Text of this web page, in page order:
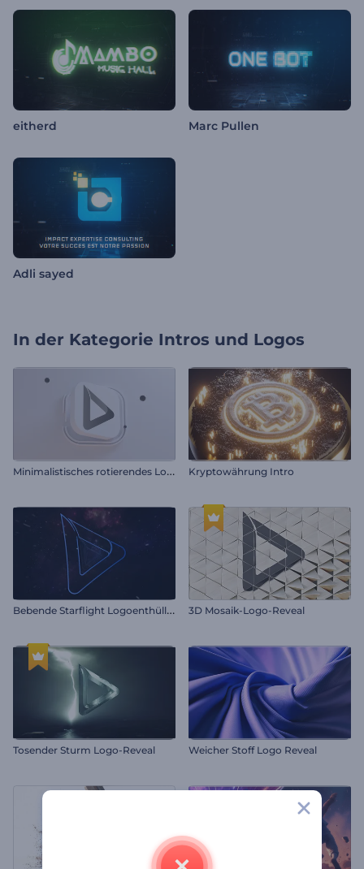
eitherd Marc Pullen
Adli sayed
In der Kategorie Intros und Logos
M
inimalistisches rotierendes Logo Kryptowährung Intro
B
ebende Starflight Logoenthüllung 3D Mosaik-Logo-Reveal
Tosender Sturm Logo-Reveal Weicher Stoff Logo Reveal